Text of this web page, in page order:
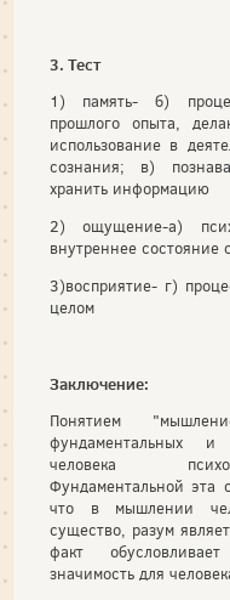
3. Тест
1) память- б)
прошлого опыта,
использование в
сознания; в)
хранить информацию
2) ощущение-а)
внутреннее состояние
3)восприятие- г)
целом
Заключение:
Понятием
фундаментальных
человека
Фундаментальной эта
что в мышлении
существо, разум
факт
значимость для